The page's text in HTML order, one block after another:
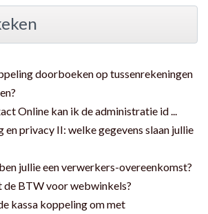
doorboeken op tussenrekeningen
Online kan ik de administratie id ...
en privacy II: welke gegevens slaan jullie
jullie een verwerkers-overeenkomst?
de BTW voor webwinkels?
kassa koppeling om met